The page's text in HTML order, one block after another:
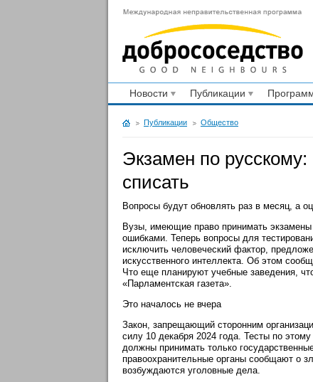
Новости Публикации
Публикации Общество
Экзамен по
списать
Вопросы будут обновлять раз в месяц, а
Вузы, имеющие право принимать экзамены
ошибками. Теперь вопросы для
исключить человеческий фактор,
искусственного интеллекта. Об этом
Что еще планируют учебные заведения,
«Парламентская газета».
Это началось не вчера
Закон, запрещающий сторонним
силу 10 декабря 2024 года. Тесты по
должны принимать только
правоохранительные органы сообщают о
возбуждаются уголовные дела.